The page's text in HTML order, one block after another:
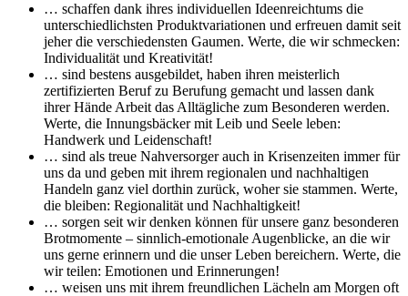
… schaffen dank ihres individuellen Ideenreichtums die
unterschiedlichsten Produktvariationen und erfreuen damit seit
jeher die verschiedensten Gaumen. Werte, die wir schmecken:
Individualität und Kreativität!
… sind bestens ausgebildet, haben ihren meisterlich
zertifizierten Beruf zu Berufung gemacht und lassen dank
ihrer Hände Arbeit das Alltägliche zum Besonderen werden.
Werte, die Innungsbäcker mit Leib und Seele leben:
Handwerk und Leidenschaft!
… sind als treue Nahversorger auch in Krisenzeiten immer für
uns da und geben mit ihrem regionalen und nachhaltigen
Handeln ganz viel dorthin zurück, woher sie stammen. Werte,
die bleiben: Regionalität und Nachhaltigkeit!
… sorgen seit wir denken können für unsere ganz besonderen
Brotmomente – sinnlich-emotionale Augenblicke, an die wir
uns gerne erinnern und die unser Leben bereichern. Werte, die
wir teilen: Emotionen und Erinnerungen!
… weisen uns mit ihrem freundlichen Lächeln am Morgen oft